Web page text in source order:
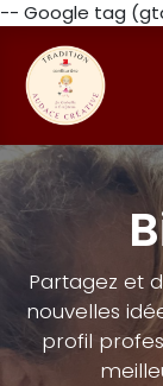
-- Google tag
Partagez et
nouvelles
profil